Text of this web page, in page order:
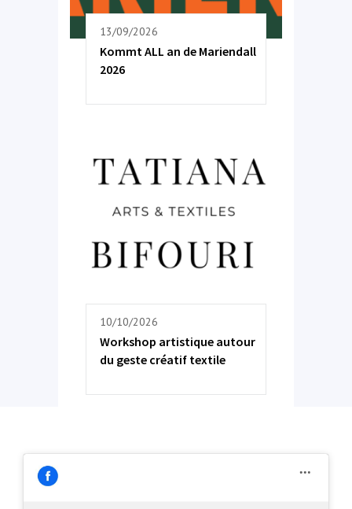
13/09/2026
Kommt ALL an de Mariendall
2026
10/10/2026
Workshop artistique autour
du geste créatif textile